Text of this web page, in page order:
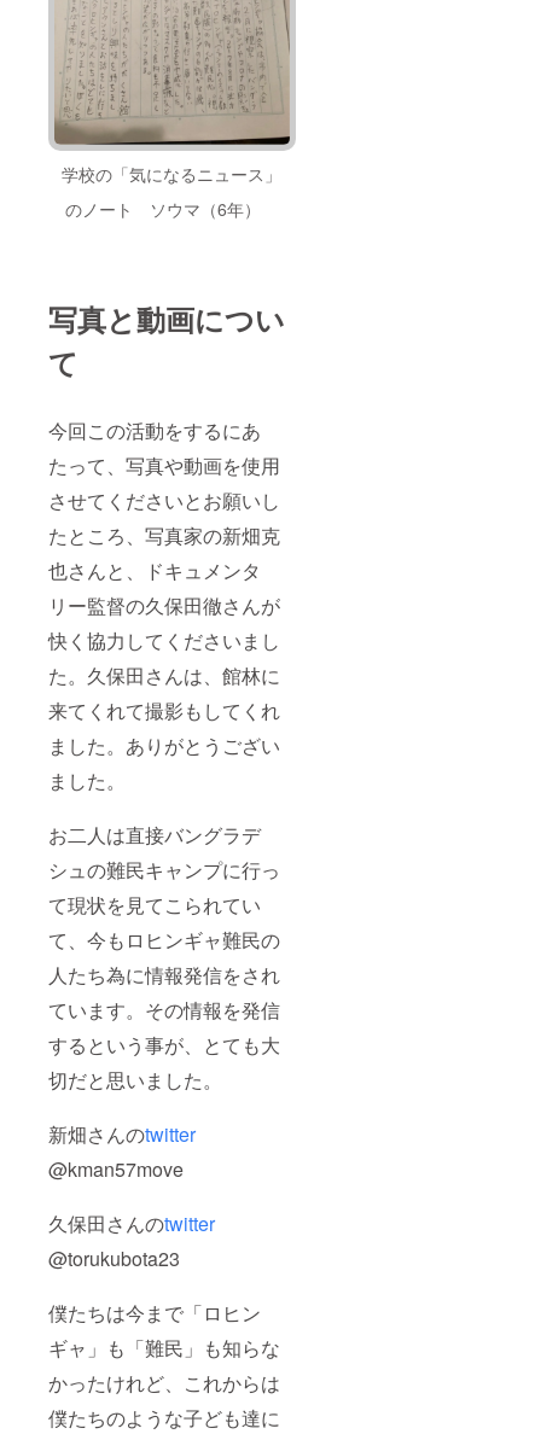
学校の「気になるニュース」
のノート ソウマ（6年）
写真と動画につい
て
今回この活動をするにあ
たって、写真や動画を使用
させてくださいとお願いし
たところ、写真家の新畑克
也さんと、ドキュメンタ
リー監督の久保田徹さんが
快く協力してくださいまし
た。久保田さんは、館林に
来てくれて撮影もしてくれ
ました。ありがとうござい
ました。
お二人は直接バングラデ
シュの難民キャンプに行っ
て現状を見てこられてい
て、今もロヒンギャ難民の
人たち為に情報発信をされ
ています。その情報を発信
するという事が、とても大
切だと思いました。
新畑さんのtwitter
@kman57move
久保田さんのtwitter
@torukubota23
僕たちは今まで「ロヒン
ギャ」も「難民」も知らな
かったけれど、これからは
僕たちのような子ども達に